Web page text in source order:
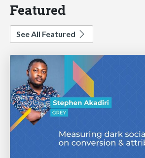
Featured
See All Featured